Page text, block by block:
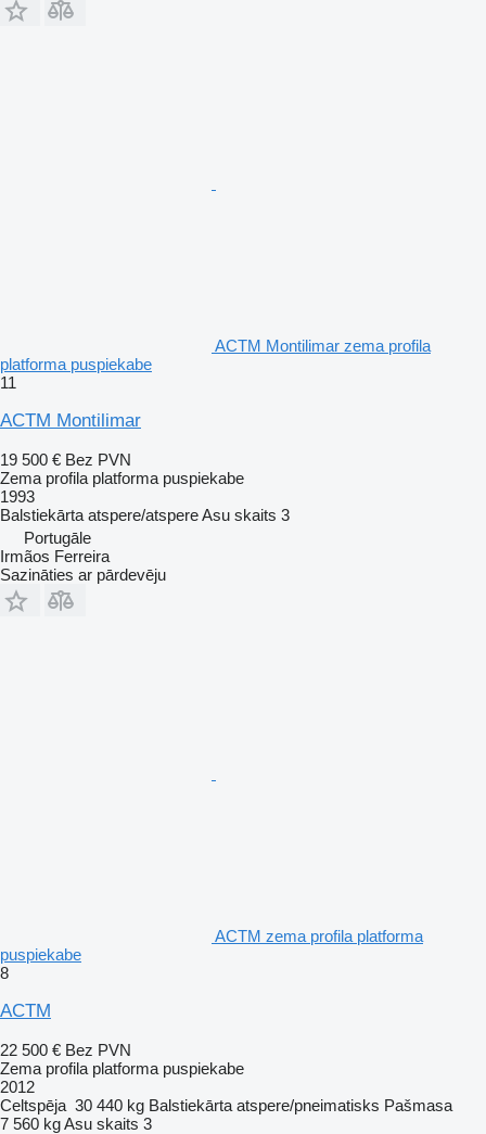
ACTM Montilimar zema profila
platforma puspiekabe
11
ACTM Montilimar
19 500 € Bez PVN
Zema profila platforma puspiekabe
1993
Balstiekārta atspere/atspereAsu skaits 3
Portugāle
Irmãos Ferreira
Sazināties ar pārdevēju
ACTM zema profila platforma
puspiekabe
8
ACTM
22 500 € Bez PVN
Zema profila platforma puspiekabe
2012
Celtspēja 30 440 kg Balstiekārta atspere/pneimatisks Pašmasa
7 560 kgAsu skaits 3